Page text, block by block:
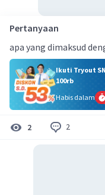
Pertanyaan
apa yang dimaksud
Ikuti Tryout
100rb
Habis dalam
2 2